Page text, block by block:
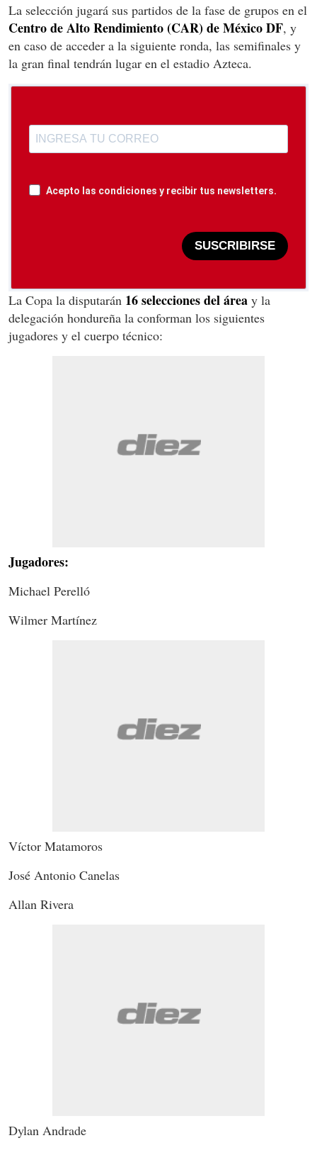
La selección jugará sus partidos de la fase de grupos en el
Centro de Alto Rendimiento (CAR) de México DF, y
en caso de acceder a la siguiente ronda, las semifinales y
la gran final tendrán lugar en el estadio Azteca.
Acepto las condiciones y recibir tus newsletters.
SUSCRIBIRSE
La Copa la disputarán 16 selecciones del área y la
delegación hondureña la conforman los siguientes
jugadores y el cuerpo técnico:
Jugadores:
Michael Perelló
Wilmer Martínez
Víctor Matamoros
José Antonio Canelas
Allan Rivera
Dylan Andrade